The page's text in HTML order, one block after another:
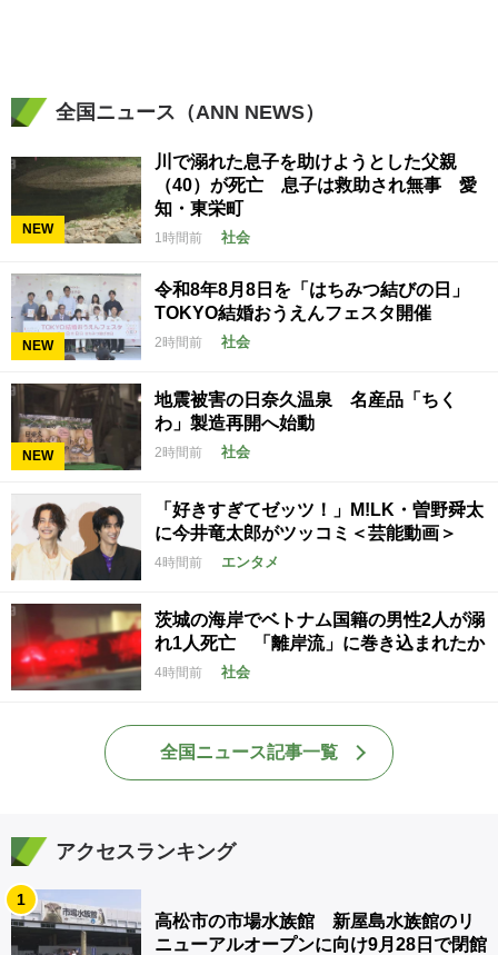
全国ニュース（ANN NEWS）
NEW
川で溺れた息子を助けようとした父親
（40）が死亡 息子は救助され無事 愛
知・東栄町
1時間前 社会
NEW
令和8年8月8日を「はちみつ結びの日」
TOKYO結婚おうえんフェスタ開催
2時間前 社会
NEW
地震被害の日奈久温泉 名産品「ちく
わ」製造再開へ始動
2時間前 社会
「好きすぎてゼッツ！」M!LK・曽野舜太
に今井竜太郎がツッコミ＜芸能動画＞
4時間前 エンタメ
茨城の海岸でベトナム国籍の男性2人が溺
れ1人死亡 「離岸流」に巻き込まれたか
4時間前 社会
全国ニュース記事一覧
アクセスランキング
1
高松市の市場水族館 新屋島水族館のリ
ニューアルオープンに向け9月28日で閉館